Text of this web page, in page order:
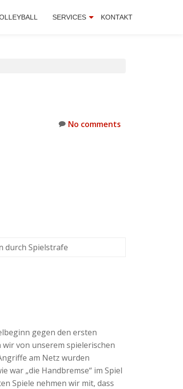
SERVICES KONTAKT
No comments
durch Spielstrafe
gegen den ersten
von unserem spielerischen
am Netz wurden
war „die Handbremse“ im Spiel
Spiele nehmen wir mit, dass